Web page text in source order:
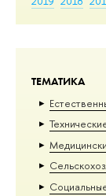
ТЕМАТИКА